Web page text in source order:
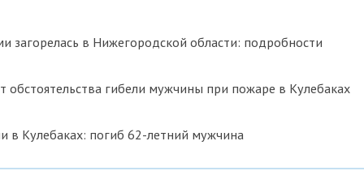
загорелась в Нижегородской области: подробности
обстоятельства гибели мужчины при пожаре в Кулебаках
в Кулебаках: погиб 62-летний мужчина